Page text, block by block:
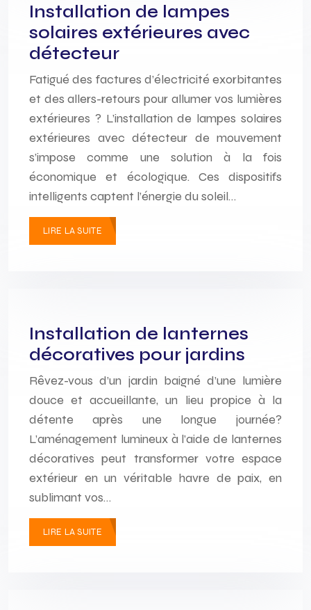
Installation de lampes
solaires extérieures avec
détecteur
Fatigué des factures d’électricité exorbitantes
et des allers-retours pour allumer vos lumières
extérieures ? L’installation de lampes solaires
extérieures avec détecteur de mouvement
s’impose comme une solution à la fois
économique et écologique. Ces dispositifs
intelligents captent l’énergie du soleil…
LIRE LA SUITE
Installation de lanternes
décoratives pour jardins
Rêvez-vous d’un jardin baigné d’une lumière
douce et accueillante, un lieu propice à la
détente après une longue journée?
L’aménagement lumineux à l’aide de lanternes
décoratives peut transformer votre espace
extérieur en un véritable havre de paix, en
sublimant vos…
LIRE LA SUITE